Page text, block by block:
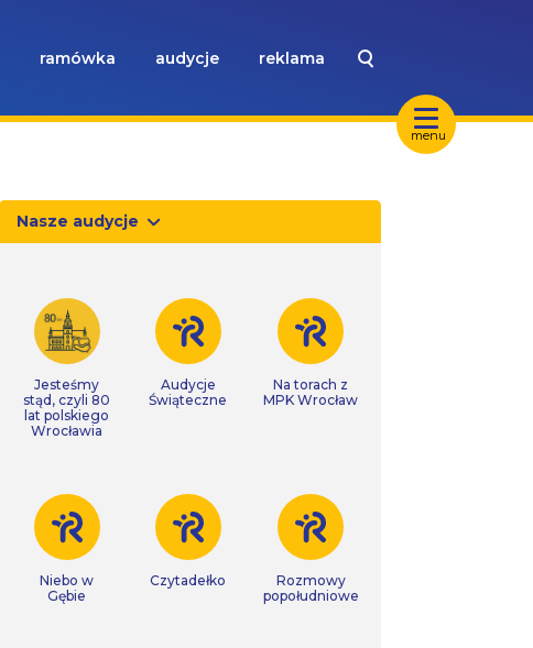
menu
ramówka audycje reklama
Nasze audycje
Jesteśmy
stąd, czyli 80
lat polskiego
Wrocławia
Audycje
Świąteczne
Na torach z
MPK Wrocław
Niebo w
Gębie
Czytadełko
Rozmowy
popołudniowe